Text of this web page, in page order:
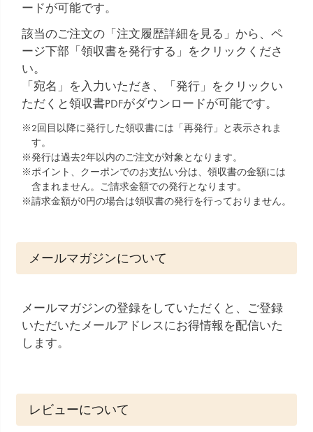
ードが可能です。
該当のご注文の「注文履歴詳細を見る」から、ペ
ージ下部「領収書を発行する」をクリックくださ
い。
「宛名」を入力いただき、「発行」をクリックい
ただくと領収書PDFがダウンロードが可能です。
2回目以降に発行した領収書には「再発行」と表示されま
す。
発行は過去2年以内のご注文が対象となります。
ポイント、クーポンでのお支払い分は、領収書の金額には
含まれません。ご請求金額での発行となります。
請求金額が0円の場合は領収書の発行を行っておりません。
メールマガジンについて
メールマガジンの登録をしていただくと、ご登録
いただいたメールアドレスにお得情報を配信いた
します。
レビューについて